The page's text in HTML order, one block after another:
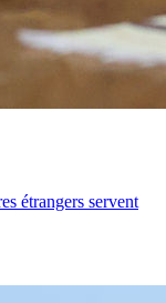
étrangers servent